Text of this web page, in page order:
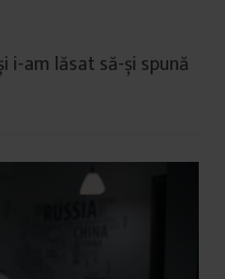
i-am lăsat să-și spună